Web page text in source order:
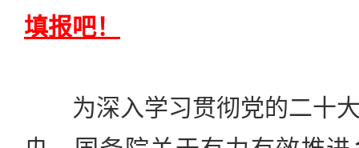
填报吧！
为深入学习贯彻党的二十大